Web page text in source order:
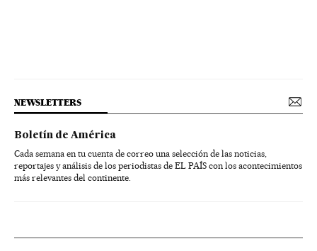
NEWSLETTERS
Boletín de América
Cada semana en tu cuenta de correo una selección de las noticias,
reportajes y análisis de los periodistas de EL PAÍS con los acontecimientos
más relevantes del continente.